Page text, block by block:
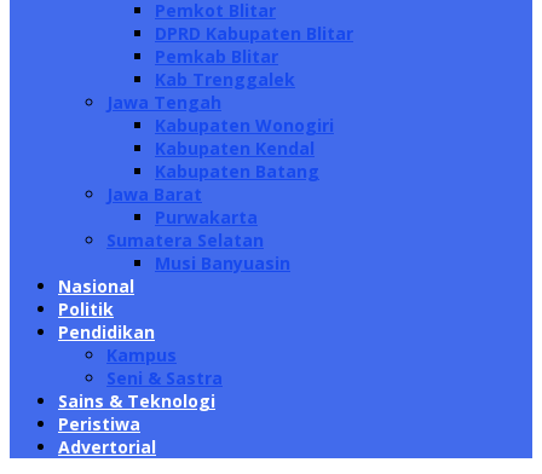
Pemkot Blitar
DPRD Kabupaten Blitar
Pemkab Blitar
Kab Trenggalek
Jawa Tengah
Kabupaten Wonogiri
Kabupaten Kendal
Kabupaten Batang
Jawa Barat
Purwakarta
Sumatera Selatan
Musi Banyuasin
Nasional
Politik
Pendidikan
Kampus
Seni & Sastra
Sains & Teknologi
Peristiwa
Advertorial